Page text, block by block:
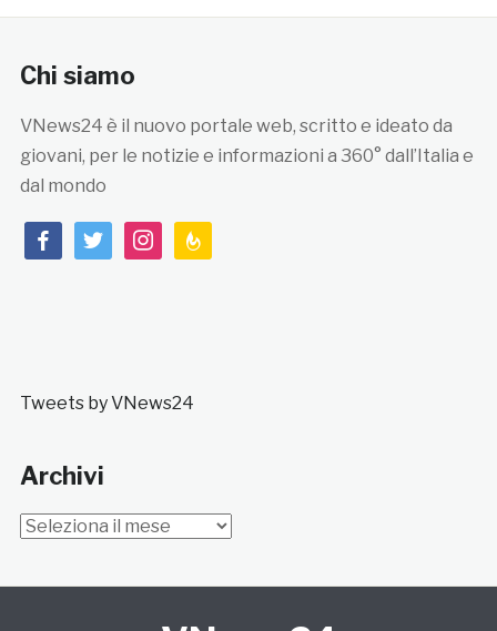
Chi siamo
VNews24 è il nuovo portale web, scritto e ideato da
giovani, per le notizie e informazioni a 360° dall’Italia e
dal mondo
facebooktwitterinstagramfeedburner
Tweets by VNews24
Archivi
Archivi